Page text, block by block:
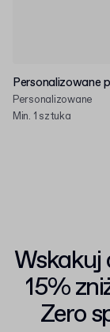
Personalizowane
Personalizowane
Min. 1 sztuka
Wskakuj
15%
Zero